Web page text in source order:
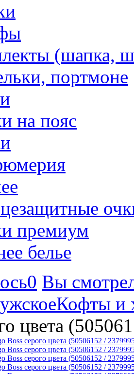
(шапка,
портмоне
на пояс
премиум
белье
0 Вы
Кофты и
цвета